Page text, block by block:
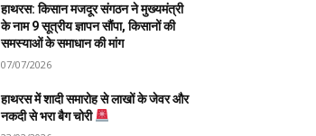
हाथरस: किसान मजदूर संगठन ने मुख्यमंत्री
के नाम 9 सूत्रीय ज्ञापन सौंपा, किसानों की
समस्याओं के समाधान की मांग
07/07/2026
हाथरस में शादी समारोह से लाखों के जेवर और
नकदी से भरा बैग चोरी